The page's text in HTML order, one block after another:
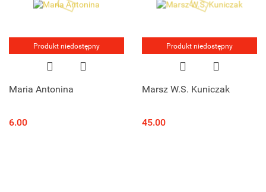
Produkt niedostępny
Maria Antonina
6.00
Produkt niedostępny
Marsz W.S. Kuniczak
45.00